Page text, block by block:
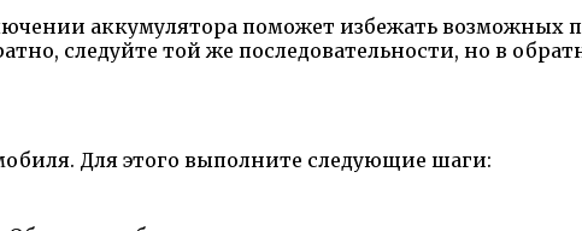
аккумулятора поможет избежать возможных
следуйте той же последовательности, но в
Для этого выполните следующие шаги: